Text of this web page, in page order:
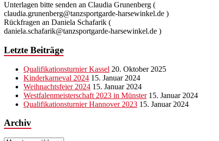
Unterlagen bitte senden an Claudia Grunenberg (
claudia.grunenberg@tanzsportgarde-harsewinkel.de )
Rückfragen an Daniela Schafarik (
daniela.schafarik@tanzsportgarde-harsewinkel.de )
Letzte Beiträge
Qualifikationsturnier Kassel 20. Oktober 2025
Kinderkarneval 2024 15. Januar 2024
Weihnachtsfeier 2024 15. Januar 2024
Westfalenmeisterschaft 2023 in Münster 15. Januar 2024
Qualifikationsturnier Hannover 2023 15. Januar 2024
Archiv